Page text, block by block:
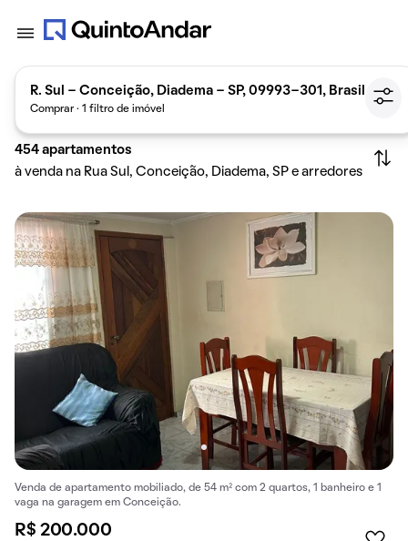
R. Sul - Conceição, Diadema - SP, 09993-301, Brasil
Comprar · 1 filtro de imóvel
454 apartamentos
à venda na Rua Sul, Conceição, Diadema, SP e arredores
Venda de apartamento mobiliado, de 54 m² com 2 quartos, 1 banheiro e 1
vaga na garagem em Conceição.
R$ 200.000